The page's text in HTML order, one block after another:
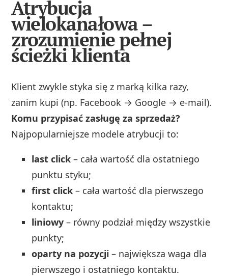
Atrybucja
wielokanałowa –
zrozumienie pełnej
ścieżki klienta
Klient zwykle styka się z marką kilka razy,
zanim kupi (np. Facebook → Google → e-mail).
Komu przypisać zasługę za sprzedaż?
Najpopularniejsze modele atrybucji to:
last click – cała wartość dla ostatniego
punktu styku;
first click – cała wartość dla pierwszego
kontaktu;
liniowy – równy podział między wszystkie
punkty;
oparty na pozycji – największa waga dla
pierwszego i ostatniego kontaktu.